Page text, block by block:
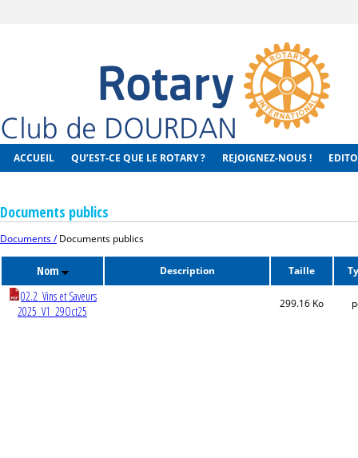
ACCUEIL QU’EST-CE QUE LE ROTARY ? REJOIGNEZ-NOUS ! EDITO
Documents publics
Documents /Documents publics
Nom Description Taille
02.2_Vins et Saveurs
2025_V1_29Oct25
299.16 Ko